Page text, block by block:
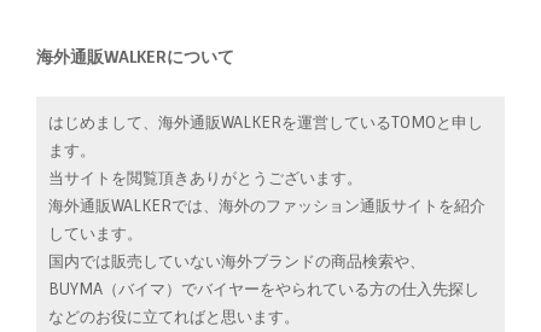
海外通販WALKERについて
はじめまして、海外通販WALKERを運営しているTOMOと申し
ます。
当サイトを閲覧頂きありがとうございます。
海外通販WALKERでは、海外のファッション通販サイトを紹介
しています。
国内では販売していない海外ブランドの商品検索や、
BUYMA（バイマ）でバイヤーをやられている方の仕入先探し
などのお役に立てればと思います。